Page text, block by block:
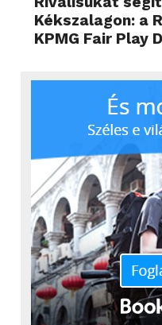
Kékszalagon: a
KPMG Fair Play